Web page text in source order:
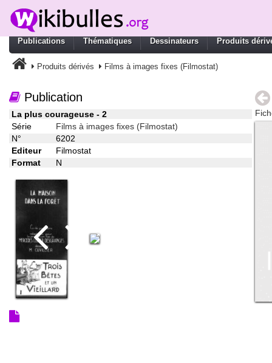
Publications Thématiques Dessinateurs Produits
Produits dérivés Films à images fixes (Filmostat)
Publication
La plus courageuse - 2
Série
Films à images fixes (Filmostat)
N°
6202
Editeur
Filmostat
Format
N